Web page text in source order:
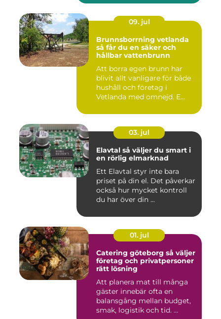
09. jul
Brunnsborrning vetlanda
så får du en säker och
hållbar vattenbrunn
Att borra egen brunn har
blivit allt vanligare för både
hushåll och företag i
Vetlanda med omnejd. E...
03. jul
Elavtal så väljer du smart i
en rörlig elmarknad
Ett Elavtal styr inte bara
priset på din el. Det påverkar
också hur mycket kontroll
du har över din ...
01. jul
Catering göteborg så väljer
företag och privatpersoner
rätt lösning
Att planera mat till många
gäster innebär ofta en
balansgång mellan budget,
smak, logistik och tid. ...